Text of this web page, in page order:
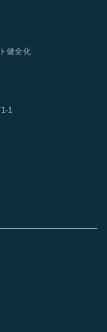
健全化
1